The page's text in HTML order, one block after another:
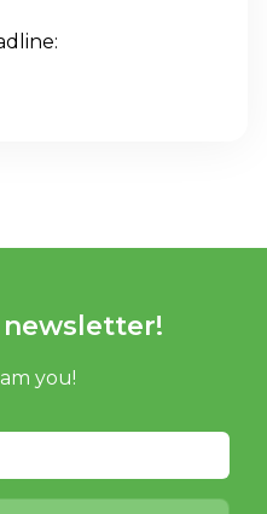
you!